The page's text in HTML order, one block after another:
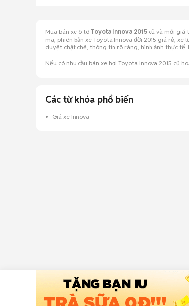
Mua bán xe ô tô Toyota Innova 2015 cũ và mới giá
mã, phiên bản xe Toyota Innova đời 2015 giá rẻ,
duyệt chặt chẽ, thông tin rõ ràng, hình ảnh thực
Nếu có nhu cầu bán xe hơi Toyota Innova 2015 cũ
Các từ khóa phổ biến
Giá xe Innova